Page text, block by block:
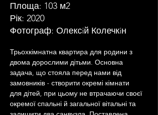
Площа: 103 м2
Рік: 2020
Фотограф: Олексiй Колечкiн
Трьохкімнатна квартира для родини з
двома дорослими дітьми. Основна
задача, що стояла перед нами від
замовників - створити окремі кімнати
для дітей, при цьому не втрачаючи своєї
окремої спальні й загальної вітальні та